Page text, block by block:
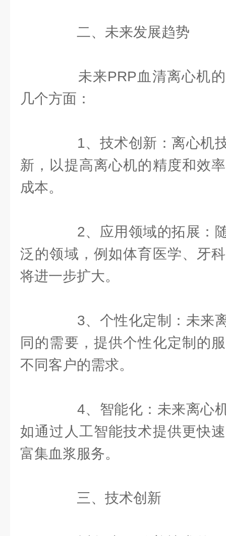
二、未来发展趋势
未来PRP血清离心机的
几个方面：
1、技术创新：离心机技
新，以提高离心机的精度和效
成本。
2、应用领域的拓展：随
泛的领域，例如体育医学、牙
将进一步扩大。
3、个性化定制：未来离
同的需要，提供个性化定制的
不同客户的需求。
4、智能化：未来离心机
如通过人工智能技术提供更快
富集血浆服务。
三、技术创新